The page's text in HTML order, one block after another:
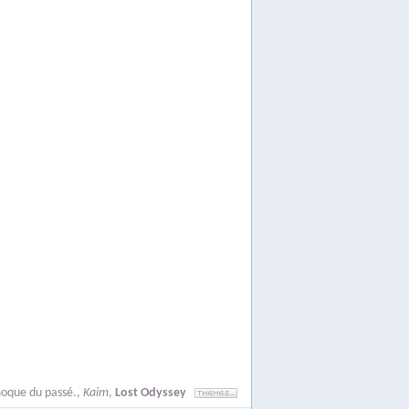
du passé., Kaim, Lost Odyssey